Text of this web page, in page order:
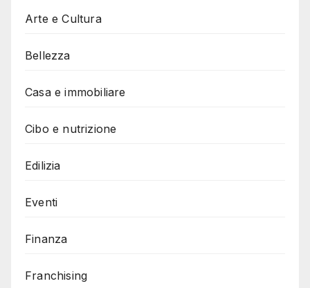
Arte e Cultura
Bellezza
Casa e immobiliare
Cibo e nutrizione
Edilizia
Eventi
Finanza
Franchising